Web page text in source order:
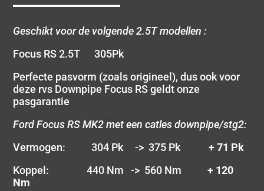
Geschikt voor de volgende 2.5T modellen :
Focus RS 2.5T 305Pk
Perfecte pasvorm (zoals origineel), dus ook voor
deze rvs Downpipe Focus RS geldt onze
pasgarantie
Ford Focus RS MK2 met een catles downpipe/stg2:
Vermogen: 304 Pk -> 375 Pk+ 71 Pk
Koppel: 440 Nm -> 560 Nm+ 120
Nm